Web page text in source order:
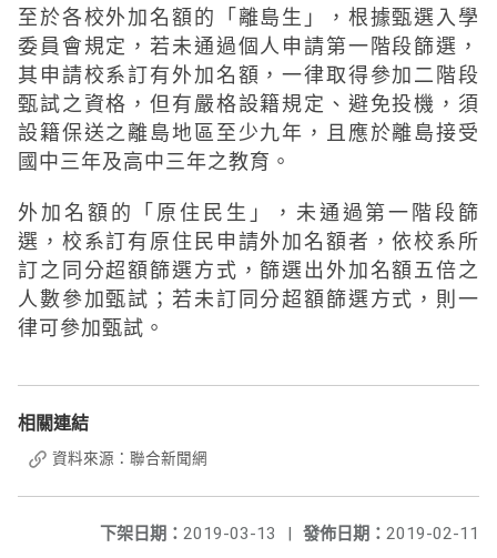
至於各校外加名額的「離島生」，根據甄選入學
委員會規定，若未通過個人申請第一階段篩選，
其申請校系訂有外加名額，一律取得參加二階段
甄試之資格，但有嚴格設籍規定、避免投機，須
設籍保送之離島地區至少九年，且應於離島接受
國中三年及高中三年之教育。
外加名額的「原住民生」，未通過第一階段篩
選，校系訂有原住民申請外加名額者，依校系所
訂之同分超額篩選方式，篩選出外加名額五倍之
人數參加甄試；若未訂同分超額篩選方式，則一
律可參加甄試。
相關連結
資料來源：聯合新聞網
發佈日期： 2019-02-11
下架日期： 2019-03-13